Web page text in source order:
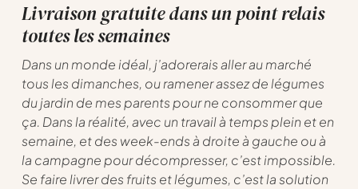
Livraison gratuite dans un point relais
toutes les semaines
Dans un monde idéal, j’adorerais aller au marché
tous les dimanches, ou ramener assez de légumes
du jardin de mes parents pour ne consommer que
ça. Dans la réalité, avec un travail à temps plein et en
semaine, et des week-ends à droite à gauche ou à
la campagne pour décompresser, c’est impossible.
Se faire livrer des fruits et légumes, c’est la solution